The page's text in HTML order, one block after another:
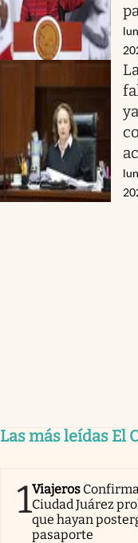
Las más leídas El
1Viajeros
Ciudad Juárez
que hayan
pasaporte